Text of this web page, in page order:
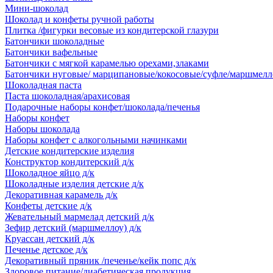
Мини-шоколад
Шоколад и конфеты ручной работы
Плитка /фигурки весовые из кондитерской глазури
Батончики шоколадные
Батончики вафельные
Батончики с мягкой карамелью орехами,злаками
Батончики нуговые/ марципановые/кокосовые/суфле/
Шоколадная паста
Паста шоколадная/арахисовая
Подарочные наборы конфет/шоколада/печенья
Наборы конфет
Наборы шоколада
Наборы конфет с алкогольными начинками
Детские кондитерские изделия
Конструктор кондитерский д/к
Шоколадное яйцо д/к
Шоколадные изделия детские д/к
Декоративная карамель д/к
Конфеты детские д/к
Жевательный мармелад детский д/к
Зефир детский (маршмеллоу) д/к
Круассан детский д/к
Печенье детское д/к
Декоративный пряник /печенье/кейк попс д/к